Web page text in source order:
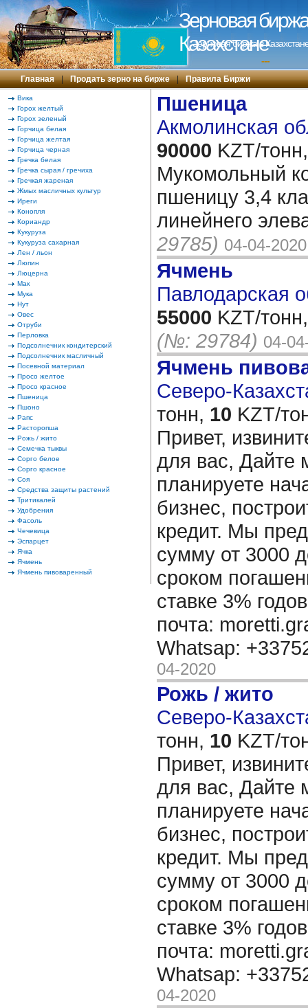
Зерновая
Казахстане
Зерновая биржа в
---
Главная | Продать зерно на бирже | Правила Биржи
Вика
Горох желтый
Горох зеленый
Горчица белая
Горчица желтая
Горчица черная
Гречка белая
Гречка сырая / гречиха
Гречкая жареная
Жмых масличных культур
Иреги
Конопля
Кориандр
Кукуруза
Кукуруза сахарная
Лен / льон
Люпин
Люцерна
Мак
Мука
Нут
Овес
Отруби
Перловка
Подсолнечник кондитерский
Подсолнечник масличный
Посевной материал
Просо желтое
Просо красное
Пшеница
Пшоно
Рапс
Расторопша
Рожь / жито
Семечка тыквы
Сорго белое
Сорго красное
Соя
Средства защиты растений
Тритикалей
Удобрения
Фасоль
Чечевица
Эспарцет
Ячка
Ячмень
Ячмень пивоваренный
Пшеница
Акмолинская
90000 KZT/тонн,
Мукомольный
пшеницу 3,4
линейнего
29785) 04-04-2020
Ячмень
Павлодарская
55000 KZT/тонн,
(№: 29784) 04-
Ячмень
Северо-
тонн, 10 KZT/
Привет,
для вас, Дайте
планируете
бизнес,
кредит. Мы
сумму от 3000
сроком
ставке 3%
почта:
Whatsap:
04-2020
Рожь / жито
Северо-
тонн, 10 KZT/
Привет,
для вас, Дайте
планируете
бизнес,
кредит. Мы
сумму от 3000
сроком
ставке 3%
почта:
Whatsap:
04-2020